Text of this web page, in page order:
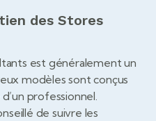
des Stores
est généralement un
modèles sont conçus
professionnel.
de suivre les